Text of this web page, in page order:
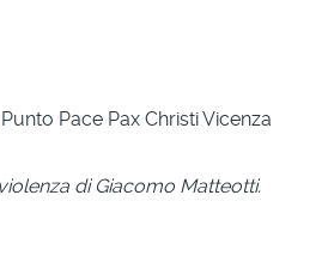
Punto Pace Pax Christi Vicenza
di Giacomo Matteotti.